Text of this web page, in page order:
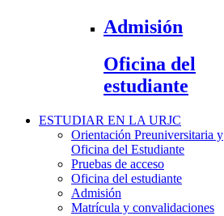
Admisión
Oficina del
estudiante
ESTUDIAR EN LA URJC
Orientación Preuniversitaria y
Oficina del Estudiante
Pruebas de acceso
Oficina del estudiante
Admisión
Matrícula y convalidaciones